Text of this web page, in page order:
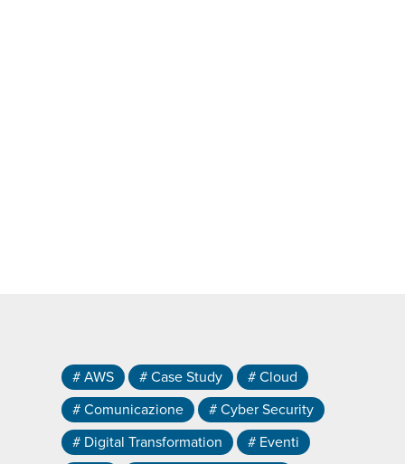
# AWS # Case Study
# Cloud
# Comunicazione
# Cyber Security
# Digital Transformation
# Eventi